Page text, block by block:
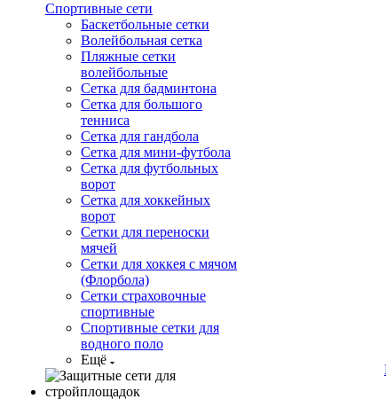
Спортивные сети
Баскетбольные сетки
Волейбольная сетка
Пляжные сетки
волейбольные
Сетка для бадминтона
Сетка для большого
тенниса
Сетка для гандбола
Сетка для мини-футбола
Сетка для футбольных
ворот
Сетка для хоккейных
ворот
Сетки для переноски
мячей
Сетки для хоккея с мячом
(Флорбола)
Сетки страховочные
спортивные
Спортивные сетки для
водного поло
Ещё